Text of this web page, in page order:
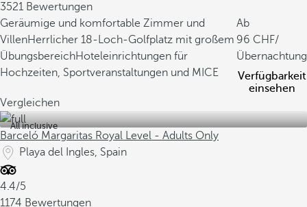
3521 Bewertungen
Geräumige und komfortable Zimmer und
VillenHerrlicher 18-Loch-Golfplatz mit großem
ÜbungsbereichHoteleinrichtungen für
Hochzeiten, Sportveranstaltungen und MICE
Ab
96
/
Übernachtung
Verfügbarkeit
einsehen
Vergleichen
All inclusive
Barceló Margaritas Royal Level - Adults Only
Playa del Ingles, Spain
4.4/5
1174 Bewertungen